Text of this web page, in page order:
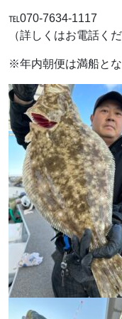
℡070-7634-1117
（詳しくはお電話く
※年内朝便は満船と